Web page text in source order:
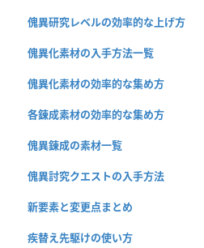
傀異研究レベルの効率的な上げ方
傀異化素材の入手方法一覧
傀異化素材の効率的な集め方
各錬成素材の効率的な集め方
傀異錬成の素材一覧
傀異討究クエストの入手方法
新要素と変更点まとめ
疾替え先駆けの使い方